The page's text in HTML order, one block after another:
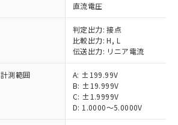
直流電圧
判定出力: 接点
比較出力: H, L
伝送出力: リニア電流
計測範囲
A: ±199.99V
B: ±19.999V
C: ±1.9999V
D: 1.0000～5.0000V